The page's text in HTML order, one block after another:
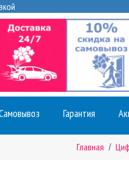
Гарантия
Главная